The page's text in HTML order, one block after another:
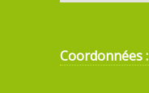
Coordonnées :